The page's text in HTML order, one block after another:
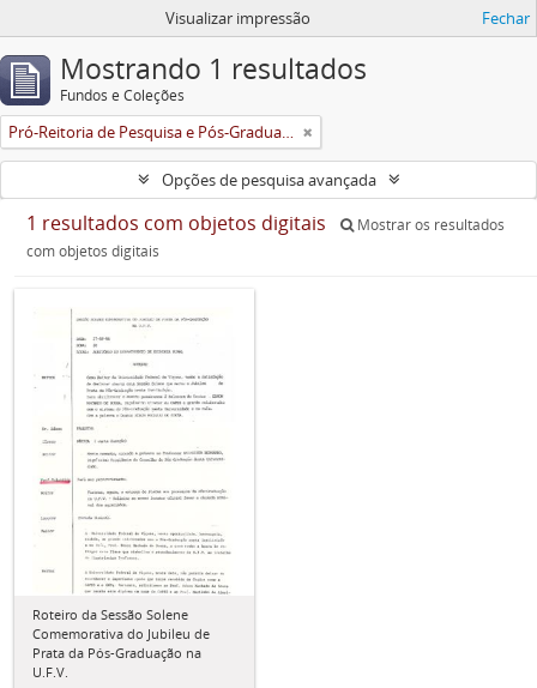
Visualizar impressão Fechar
Mostrando 1 resultados
Fundos e Coleções
Pró-Reitoria de Pesquisa e Pós-Graduação
Opções de pesquisa avançada
1 resultados com objetos digitais
Mostrar os resultados
com objetos digitais
Roteiro da Sessão Solene
Comemorativa do Jubileu de
Prata da Pós-Graduação na
U.F.V.